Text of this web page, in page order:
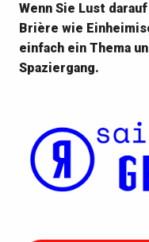
Wenn Sie Lust
Brière wie
einfach ein Thema
Spaziergang.